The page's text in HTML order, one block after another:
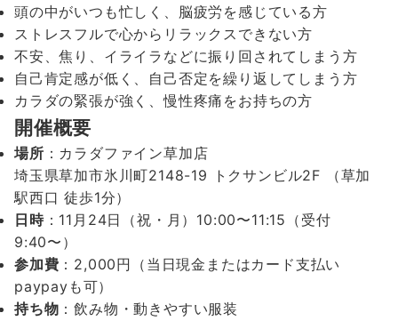
頭の中がいつも忙しく、脳疲労を感じている方
ストレスフルで心からリラックスできない方
不安、焦り、イライラなどに振り回されてしまう方
自己肯定感が低く、自己否定を繰り返してしまう方
カラダの緊張が強く、慢性疼痛をお持ちの方
開催概要
場所 ：カラダファイン草加店
埼玉県草加市氷川町2148-19 トクサンビル2F （草加
駅西口 徒歩1分）
日時：11月24日（祝・月）10:00〜11:15（受付
9:40〜）
参加費 ：2,000円（当日現金またはカード支払い
paypayも可）
持ち物 ：飲み物・動きやすい服装